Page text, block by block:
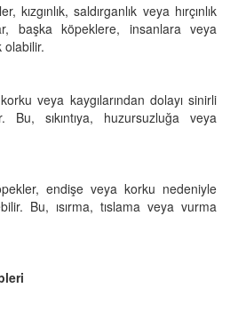
kızgınlık, saldırganlık veya hırçınlık
başka köpeklere, insanlara veya
olabilir.
veya kaygılarından dolayı sinirli
Bu, sıkıntıya, huzursuzluğa veya
endişe veya korku nedeniyle
Bu, ısırma, tıslama veya vurma